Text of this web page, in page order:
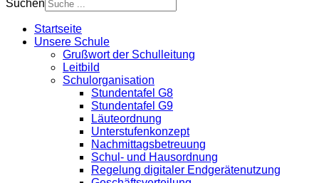
Suchen
Startseite
Unsere Schule
Grußwort der Schulleitung
Leitbild
Schulorganisation
Stundentafel G8
Stundentafel G9
Läuteordnung
Unterstufenkonzept
Nachmittagsbetreuung
Schul- und Hausordnung
Regelung digitaler Endgeräte­nutzung